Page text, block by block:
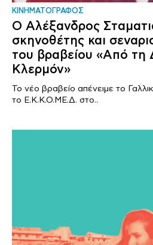
ΚΙΝΗΜΑΤΟΓΡΑΦΟΣ
Ο Αλέξανδρος
σκηνοθέτης και
του βραβείου «Από τη
Κλερμόν»
To νέο βραβείο απένειμε το
το Ε.Κ.Κ.Ο.ΜΕ.Δ. στο..